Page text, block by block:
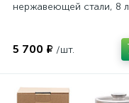
нержавеющей стали, 8 л
5 700 ₽ /шт.